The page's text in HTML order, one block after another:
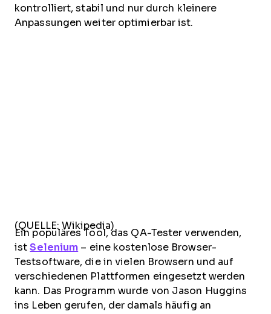
kontrolliert, stabil und nur durch kleinere
Anpassungen weiter optimierbar ist.
(QUELLE: Wikipedia)
Ein populäres Tool, das QA-Tester verwenden,
istSelenium – eine kostenlose Browser-
Testsoftware, die in vielen Browsern und auf
verschiedenen Plattformen eingesetzt werden
kann. Das Programm wurde von Jason Huggins
ins Leben gerufen, der damals häufig an